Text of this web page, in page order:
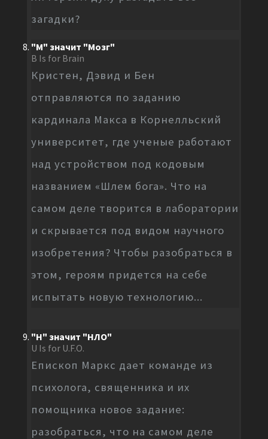
загадки?
"М" значит "Мозг"
B Is for Brain
Кристен, Дэвид и Бен
отправляются по заданию
кардинала Макса в Корнелльский
университет, где ученые работают
над устройством под кодовым
названием «Шлем бога». Что на
самом деле творится в лаборатории
и скрывается под видом научного
изобретения? Чтобы разобраться в
этом, героям придется на себе
испытать новую технологию...
"Н" значит "НЛО"
U Is for U.F.O.
Епископ Маркс дает команде из
психолога, священника и их
помощника новое задание:
разобраться, что на самом деле